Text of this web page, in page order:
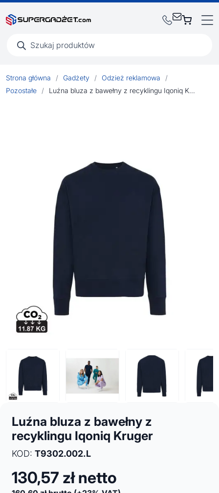
produktów
Strona główna / Gadżety / Odzież reklamowa
/
Pozostałe
/ Luźna bluza z bawełny z recyklingu Iqoniq Kruger
Luźna bluza z bawełny z
recyklingu Iqoniq Kruger
KOD: T9302.002.L
130,57 zł netto